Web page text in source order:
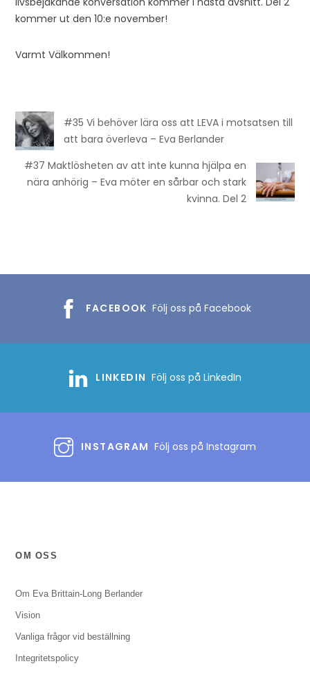
kommer ut den 10:e november!
Varmt Välkommen!
#35 Vi behöver lära oss att LEVA i motsatsen till
att bara överleva – Eva Berlander
#37 Maktlösheten av att inte kunna hjälpa en
nära anhörig – Eva möter en sårbar och stark
kvinna. Del 2
FACEBOOK Följ oss på Facebook
LINKEDIN Följ oss på LinkedIn
INSTAGRAM Följ oss på Instagram
OM OSS
Om Eva Brittain-Long Berlander
Vision
Vanliga frågor vid beställning
Integritetspolicy